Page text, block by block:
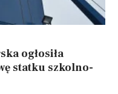
ogłosiła
statku szkolno-